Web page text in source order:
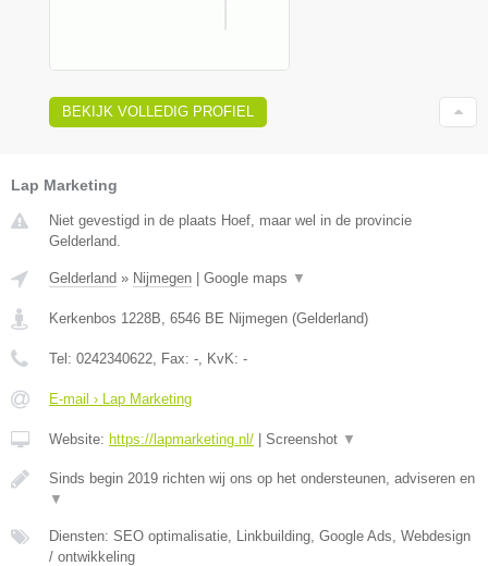
BEKIJK VOLLEDIG PROFIEL
Lap Marketing
Niet gevestigd in de plaats Hoef, maar wel in de provincie
Gelderland.
Gelderland » Nijmegen | Google maps ▼
Kerkenbos 1228B 6546 BE Nijmegen (Gelderland)
Tel: 0242340622 , Fax: - , KvK: -
E-mail › Lap Marketing
Website: https://lapmarketing.nl/ | Screenshot ▼
Sinds begin 2019 richten wij ons op het ondersteunen, adviseren en
▼
Diensten: SEO optimalisatie, Linkbuilding, Google Ads, Webdesign
/ ontwikkeling